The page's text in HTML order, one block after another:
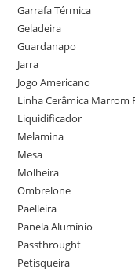
Garrafa Térmica
Geladeira
Guardanapo
Jarra
Jogo Americano
Linha Cerâmica Marrom
Liquidificador
Melamina
Mesa
Molheira
Ombrelone
Paelleira
Panela Alumínio
Passthrought
Petisqueira